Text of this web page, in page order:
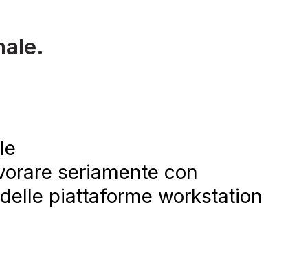
seriamente con
piattaforme workstation